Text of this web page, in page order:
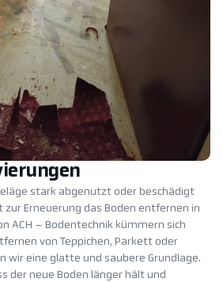
stark abgenutzt oder beschädigt
Erneuerung das Boden entfernen in
ACH – Bodentechnik kümmern sich
von Teppichen, Parkett oder
wir eine glatte und saubere Grundlage.
der neue Boden länger hält und